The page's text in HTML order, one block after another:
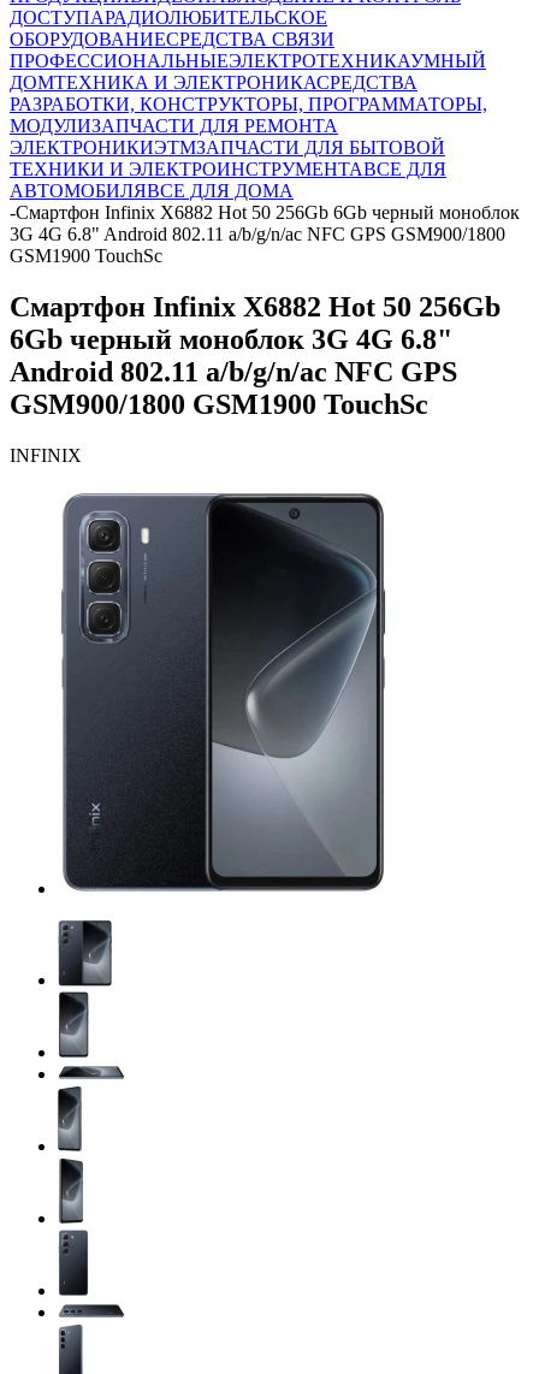
ДОСТУПАРАДИОЛЮБИТЕЛЬСКОЕ
ОБОРУДОВАНИЕСРЕДСТВА СВЯЗИ
ПРОФЕССИОНАЛЬНЫЕЭЛЕКТРОТЕХНИКАУМНЫЙ
ДОМТЕХНИКА И ЭЛЕКТРОНИКАСРЕДСТВА
РАЗРАБОТКИ, КОНСТРУКТОРЫ, ПРОГРАММАТОРЫ,
МОДУЛИЗАПЧАСТИ ДЛЯ РЕМОНТА
ЭЛЕКТРОНИКИЭТМЗАПЧАСТИ ДЛЯ БЫТОВОЙ
ТЕХНИКИ И ЭЛЕКТРОИНСТРУМЕНТАВСЕ ДЛЯ
АВТОМОБИЛЯВСЕ ДЛЯ ДОМА
-Смартфон Infinix X6882 Hot 50 256Gb 6Gb черный моноблок
3G 4G 6.8" Android 802.11 a/b/g/n/ac NFC GPS GSM900/1800
GSM1900 TouchSc
Смартфон Infinix X6882 Hot 50 256Gb
6Gb черный моноблок 3G 4G 6.8"
Android 802.11 a/b/g/n/ac NFC GPS
GSM900/1800 GSM1900 TouchSc
INFINIX